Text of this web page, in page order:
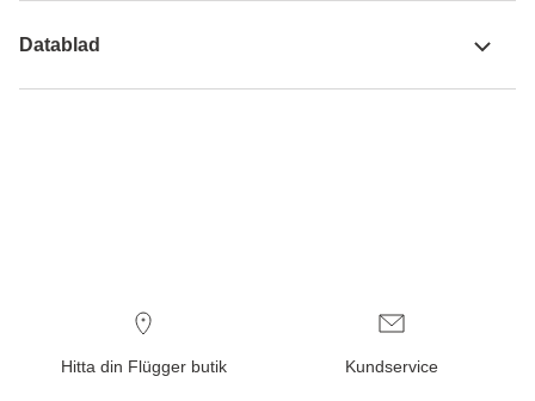
Datablad
Hitta din Flügger butik Kundservice